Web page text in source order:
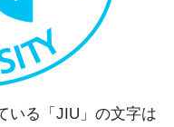
いる「JIU」の文字は